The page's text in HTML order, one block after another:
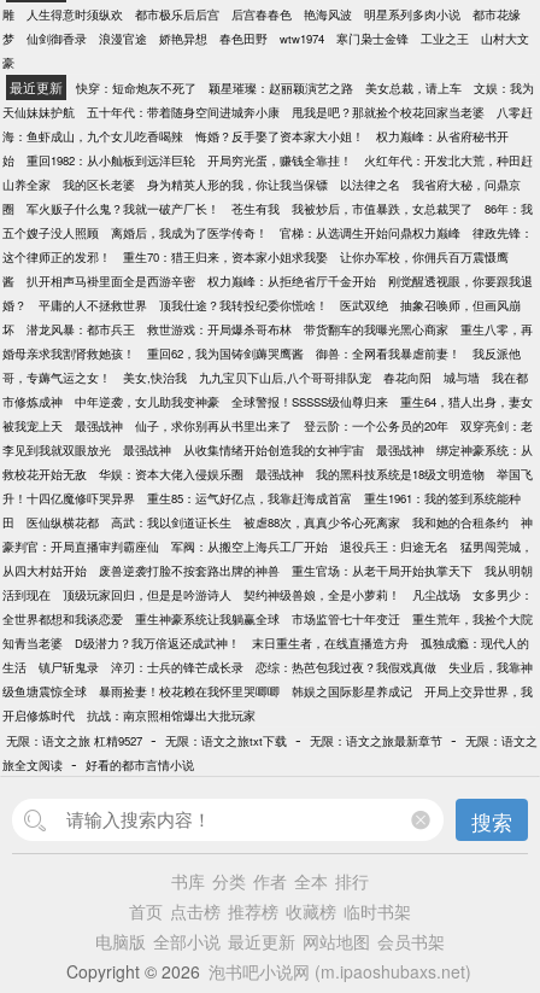
雕
人生得意时须纵欢 都市极乐后后宫 后宫春春色 艳海风波 明星系列多肉小说
都市花缘
梦
仙剑御香录 浪漫官途 娇艳异想 春色田野 wtw1974 寒门枭士金锋 工业之王
山村大文
豪
最近更新 快穿：短命炮灰不死了 颖星璀璨：赵丽颖演艺之路 美女总裁，请上车
文娱：我为
天仙妹妹护航
五十年代：带着随身空间进城奔小康 甩我是吧？那就捡个校花回家当老婆
八零赶
海：鱼虾成山，九个女儿吃香喝辣
悔婚？反手娶了资本家大小姐！
权力巅峰：从省府秘书开
始
重回1982：从小舢板到远洋巨轮 开局穷光蛋，赚钱全靠挂！
火红年代：开发北大荒，种田赶
山养全家
我的区长老婆 身为精英人形的我，你让我当保镖 以法律之名
我省府大秘，问鼎京
圈
军火贩子什么鬼？我就一破产厂长！ 苍生有我 我被炒后，市值暴跌，女总裁哭了
86年：我
五个嫂子没人照顾
离婚后，我成为了医学传奇！ 官梯：从选调生开始问鼎权力巅峰
律政先锋：
这个律师正的发邪！
重生70：猎王归来，资本家小姐求我娶
让你办军校，你佣兵百万震慑鹰
酱
扒开相声马褂里面全是西游辛密 权力巅峰：从拒绝省厅千金开始
刚觉醒透视眼，你要跟我退
婚？
平庸的人不拯救世界 顶我仕途？我转投纪委你慌啥！ 医武双绝
抽象召唤师，但画风崩
坏
潜龙风暴：都市兵王 救世游戏：开局爆杀哥布林 带货翻车的我曝光黑心商家
重生八零，再
婚母亲求我割肾救她孩！
重回62，我为国铸剑薅哭鹰酱 御兽：全网看我暴虐前妻！
我反派他
哥，专薅气运之女！
美女,快治我 九九宝贝下山后,八个哥哥排队宠 春花向阳 城与墙
我在都
市修炼成神
中年逆袭，女儿助我变神豪 全球警报！SSSSS级仙尊归来
重生64，猎人出身，妻女
被我宠上天
最强战神 仙子，求你别再从书里出来了 登云阶：一个公务员的20年
双穿亮剑：老
李见到我就双眼放光
最强战神 从收集情绪开始创造我的女神宇宙 最强战神
绑定神豪系统：从
救校花开始无敌
华娱：资本大佬入侵娱乐圈 最强战神 我的黑科技系统是18级文明造物
举国飞
升！十四亿魔修吓哭异界
重生85：运气好亿点，我靠赶海成首富
重生1961：我的签到系统能种
田
医仙纵横花都 高武：我以剑道证长生 被虐88次，真真少爷心死离家 我和她的合租条约
神
豪判官：开局直播审判霸座仙
军阀：从搬空上海兵工厂开始 退役兵王：归途无名
猛男闯莞城，
从四大村姑开始
废兽逆袭打脸不按套路出牌的神兽 重生官场：从老干局开始执掌天下
我从明朝
活到现在
顶级玩家回归，但是是吟游诗人 契约神级兽娘，全是小萝莉！ 凡尘战场
女多男少：
全世界都想和我谈恋爱
重生神豪系统让我躺赢全球 市场监管七十年变迁
重生荒年，我捡个大院
知青当老婆
D级潜力？我万倍返还成武神！ 末日重生者，在线直播造方舟
孤独成瘾：现代人的
生活
镇尸斩鬼录 淬刃：士兵的锋芒成长录 恋综：热芭包我过夜？我假戏真做
失业后，我靠神
级鱼塘震惊全球
暴雨捡妻！校花赖在我怀里哭唧唧 韩娱之国际影星养成记
开局上交异世界，我
开启修炼时代
抗战：南京照相馆爆出大批玩家
无限：语文之旅 杠精9527 - 无限：语文之旅txt下载 - 无限：语文之旅最新章节 - 无限：语文之
旅全文阅读 - 好看的都市言情小说
搜索
书库 分类 作者 全本 排行
首页 点击榜 推荐榜 收藏榜 临时书架
电脑版 全部小说 最近更新 网站地图 会员书架
Copyright © 2026 泡书吧小说网 (m.ipaoshubaxs.net)